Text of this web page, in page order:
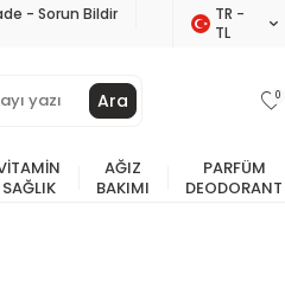
- Sorun Bildir
TR −
TL
Ara 0
SAĞLIK
AĞIZ
BAKIMI
PARFÜM
DEODORANT